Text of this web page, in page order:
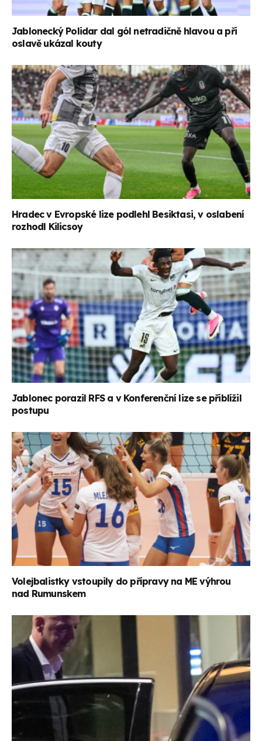
Jablonecký Polidar dal gól netradičně hlavou a při
oslavě ukázal kouty
Hradec v Evropské lize podlehl Besiktasi, v oslabení
rozhodl Kilicsoy
Jablonec porazil RFS a v Konferenční lize se přiblížil
postupu
Volejbalistky vstoupily do přípravy na ME výhrou
nad Rumunskem